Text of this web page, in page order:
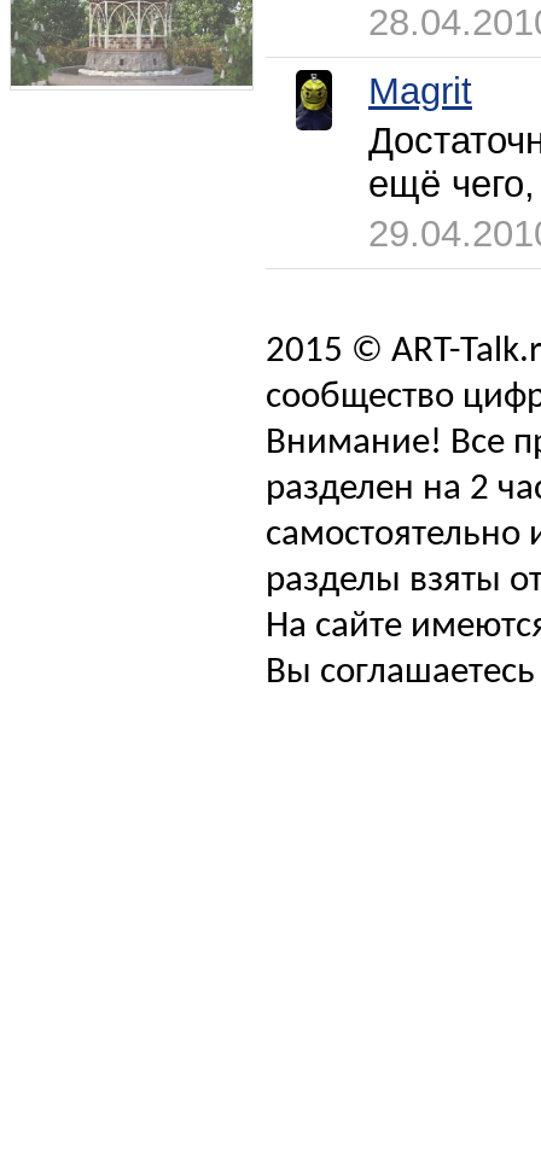
Magrit
ещё
2015 © ART-
сообщество
Внимание! Все
разделен на 2
самостоятельно
разделы взяты
На сайте
Вы